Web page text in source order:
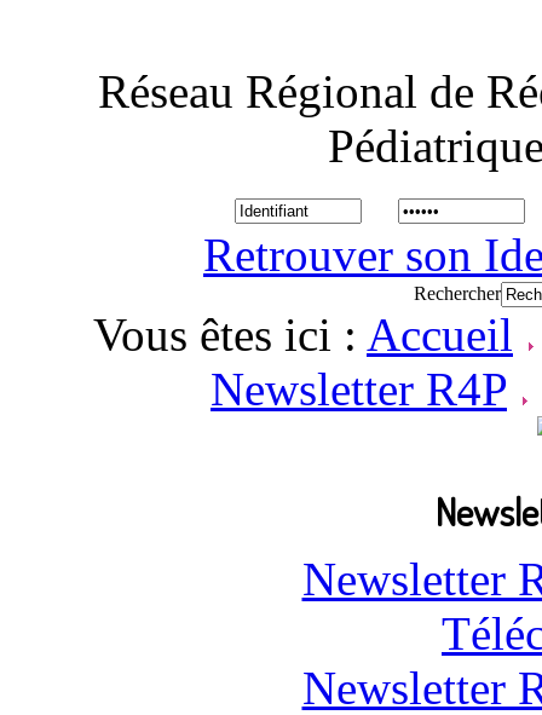
Réseau Régional de
Retrouver son
Rechercher
Vous êtes ici : Accueil
Newsletter R4P
Newsletter
Newsletter